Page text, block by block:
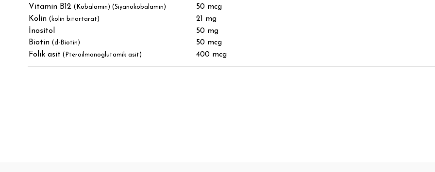
Vitamin B12 (Kobalamin) (Siyanokobalamin)
50 mcg
Kolin (kolin bitartarat)
21 mg
İnositol
50 mg
Biotin (d-Biotin)
50 mcg
Folik asit (Pteroilmonoglutamik asit) 400 mcg